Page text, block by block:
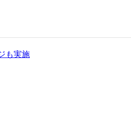
も実施